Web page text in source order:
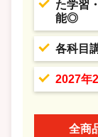
た学習
能◎
各科目
2027年
全商